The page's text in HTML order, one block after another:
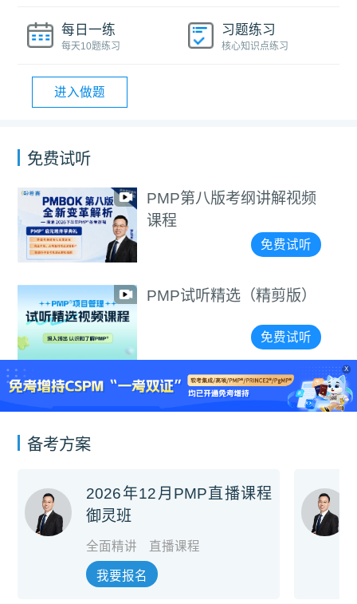
每日一练
每天10题练习
习题练习
核心知识点练习
进入做题
免费试听
PMP第八版考纲讲解视频
课程
免费试听
PMP试听精选（精剪版）
免费试听
X
备考方案
2026年12月PMP直播课程
御灵班
全面精讲 直播课程
我要报名